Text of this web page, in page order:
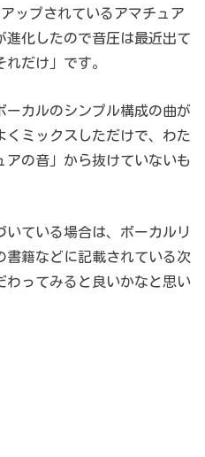
ップされているアマチュア
進化したので音圧は最近出て
だけ」です。
ーカルのシンプル構成の曲が
くミックスしただけで、わた
アの音」から抜けていないも
ている場合は、ボーカルリ
書籍などに記載されている次
わってみると良いかなと思い